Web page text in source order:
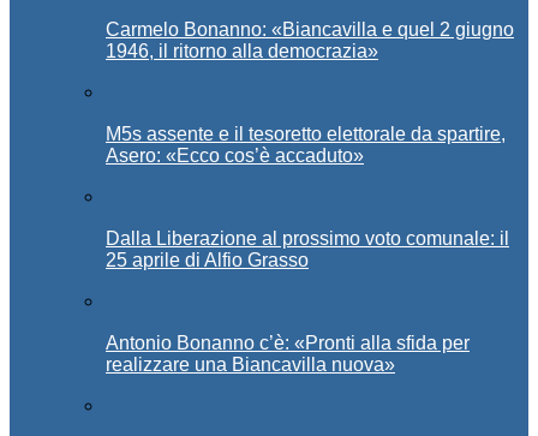
Carmelo Bonanno: «Biancavilla e quel 2 giugno
1946, il ritorno alla democrazia»
M5s assente e il tesoretto elettorale da spartire,
Asero: «Ecco cos’è accaduto»
Dalla Liberazione al prossimo voto comunale: il
25 aprile di Alfio Grasso
Antonio Bonanno c’è: «Pronti alla sfida per
realizzare una Biancavilla nuova»